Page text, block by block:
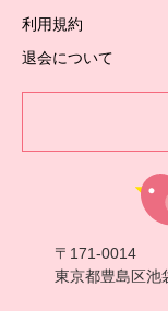
利用規約
退会について
〒171-0014
東京都豊島区池